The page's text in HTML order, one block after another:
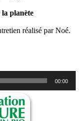
planète
réalisé par Noé.
00:00